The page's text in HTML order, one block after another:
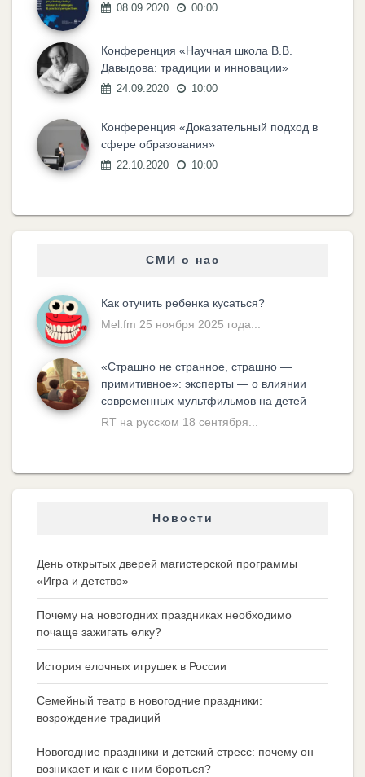
08.09.2020 00:00
Конференция «Научная школа В.В.
Давыдова: традиции и инновации»
24.09.2020 10:00
Конференция «Доказательный подход в
сфере образования»
22.10.2020 10:00
СМИ о нас
Как отучить ребенка кусаться?
Mel.fm 25 ноября 2025 года...
«Cтрашно не странное, страшно —
примитивное»: эксперты — о влиянии
современных мультфильмов на детей
RT на русском 18 сентября...
Новости
День открытых дверей магистерской программы
«Игра и детство»
Почему на новогодних праздниках необходимо
почаще зажигать елку?
История елочных игрушек в России
Семейный театр в новогодние праздники:
возрождение традиций
Новогодние праздники и детский стресс: почему он
возникает и как с ним бороться?